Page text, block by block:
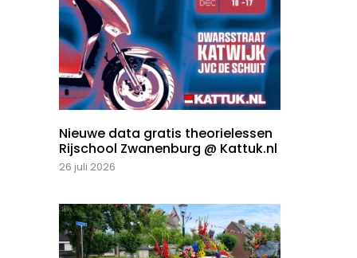
Nieuwe data gratis theorielessen
Rijschool Zwanenburg @ Kattuk.nl
26 juli 2026